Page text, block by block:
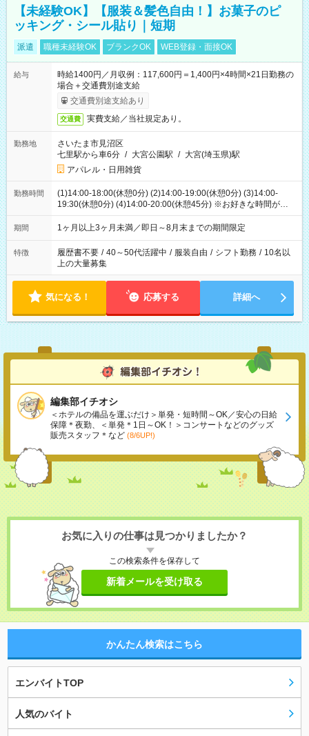
【未経験OK】【服装＆髪色自由！】お菓子のピ
ッキング・シール貼り｜短期
派遣 職種未経験OK ブランクOK WEB登録・面接OK
給与
時給1400円／月収例：117,600円＝1,400円×4時間×21日勤務の
場合＋交通費別途支給
交通費別途支給あり
交通費 実費支給／当社規定あり。
勤務地
さいたま市見沼区
七里駅から車6分 / 大宮公園駅 / 大宮(埼玉県)駅
アパレル・日用雑貨
勤務時間
(1)14:00-18:00(休憩0分) (2)14:00-19:00(休憩0分) (3)14:00-
19:30(休憩0分) (4)14:00-20:00(休憩45分) ※お好きな時間が選べ
ます
期間 1ヶ月以上3ヶ月未満／即日～8月末までの期間限定
特徴 履歴書不要 / 40～50代活躍中 / 服装自由 / シフト勤務 / 10名以
上の大量募集
気になる！ 応募する 詳細へ
編集部イチオシ
＜ホテルの備品を運ぶだけ＞単発・短時間～OK／安心の日給
保障＊夜勤、＜単発＊1日～OK！＞コンサートなどのグッズ
販売スタッフ＊など (8/6UP!)
お気に入りの仕事は見つかりましたか？
この検索条件を保存して
新着メールを受け取る
かんたん検索はこちら
エンバイトTOP
人気のバイト